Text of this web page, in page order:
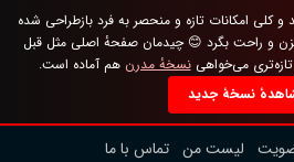
کلی امکانات تازه و منحصر به فرد بازطراحی شده
و راحت بگرد 😊 چیدمان صفحهٔ اصلی مثل قبل
تازه‌تری می‌خواهینسخهٔ مدرن هم آماده است.
نسخهٔ جدید
لیست من تماس با ما